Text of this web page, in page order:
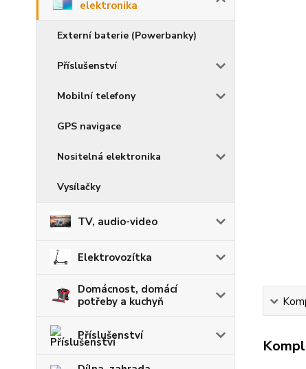
elektronika
Externí baterie (Powerbanky)
Příslušenství
Mobilní telefony
GPS navigace
Nositelná elektronika
Vysílačky
TV, audio-video
Elektrovozítka
Domácnost, domácí
potřeby a kuchyň
Příslušenství